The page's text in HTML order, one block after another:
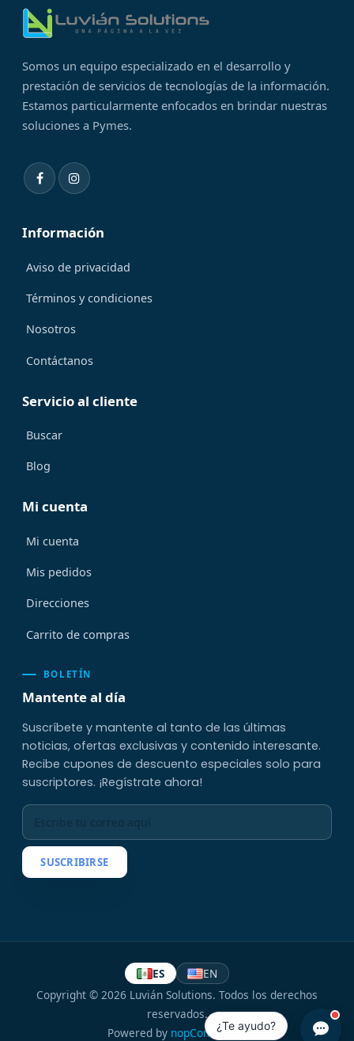
Somos un equipo especializado en el desarrollo y
prestación de servicios de tecnologías de la información.
Estamos particularmente enfocados en brindar nuestras
soluciones a Pymes.
Información
Aviso de privacidad
Términos y condiciones
Nosotros
Contáctanos
Servicio al cliente
Buscar
Blog
Mi cuenta
Mi cuenta
Mis pedidos
Direcciones
Carrito de compras
BOLETÍN
Mantente al día
Suscríbete y mantente al tanto de las últimas
noticias, ofertas exclusivas y contenido interesante.
Recibe cupones de descuento especiales solo para
suscriptores. ¡Regístrate ahora!
SUSCRIBIRSE
ES
EN
Copyright © 2026 Luvián Solutions. Todos los derechos
reservados.
Powered by nopCommerce¿Te ayudo?